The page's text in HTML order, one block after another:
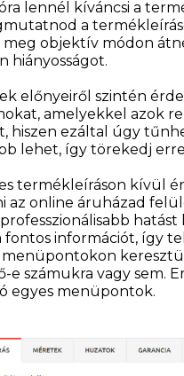
lennél kíváncsi a
a
objektív módon
hiányosságot.
előnyeiről szintén
amelyekkel azok
hiszen ezáltal úgy
lehet, így törekedj
termékleíráson kívül
az online áruházad
fontos információt, így
menüpontokon
e számukra vagy sem.
egyes menüpontok.